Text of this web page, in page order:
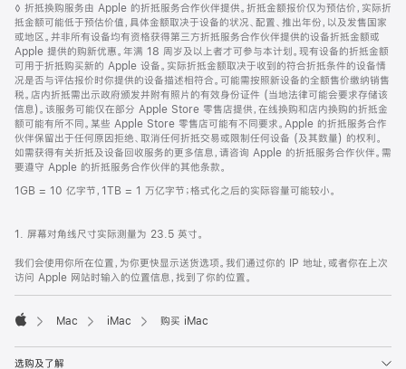
脚
注
◊ 折抵换购服务由 Apple 的折抵服务合作伙伴提供。折抵金额报价仅为预估价，实际折
抵金额可能低于预估价值，具体金额取决于设备的状况、配置、推出年份，以及发售国家
或地区。并非所有设备均有资格获得第三方折抵服务合作伙伴提供的设备折抵金额或
Apple 提供的购新优惠。年满 18 周岁及以上者才可参与本计划。现有设备的折抵金额
可用于折抵购买新的 Apple 设备。实际折抵金额取决于收到的符合折抵条件的设备情
况是否与评估报价时你提供的设备描述相符合。可能需按照新设备的全额售价缴纳销售
税。店内折抵需出示政府颁发并附有照片的有效身份证件 (当地法律可能会要求存储该
信息)。该服务可能仅在部分 Apple Store 零售店提供，在线换购和店内换购的折抵金
额可能有所不同。某些 Apple Store 零售店可能有不同要求。Apple 的折抵服务合作
伙伴保留出于任何原因拒绝、取消任何折抵交易或限制任何设备 (及其数量) 的权利。
如需获得有关折抵及设备回收服务的更多信息，请咨询 Apple 的折抵服务合作伙伴。需
要遵守 Apple 的折抵服务合作伙伴的其他条款。
1GB = 10 亿字节，1TB = 1 万亿字节；格式化之后的实际容量可能较小。
1. 屏幕对角线尺寸实际测量为 23.5 英寸。
我们会使用你所在位置，为你更快显示送货选项。我们通过你的 IP 地址，或者你在上次
访问 Apple 网站时输入的位置信息，找到了你的位置。
Mac iMac 购买 iMac
选购及了解